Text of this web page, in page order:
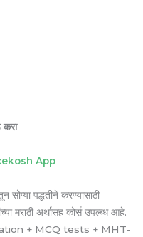
App
सोप्या पद्धतीने करण्यासाठी
मराठी अर्थासह कोर्स उपल्ब्ध आहे.
+ MCQ tests + MHT-